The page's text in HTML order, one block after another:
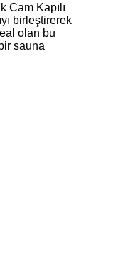
Cam Kapılı
birleştirerek
olan bu
sauna